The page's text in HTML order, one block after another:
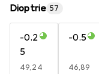
Dioptrie 57
-0.2
5
EUR
49,24
-0.5
EUR
46,89